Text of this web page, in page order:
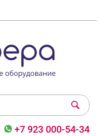
+7 923 000-54-34